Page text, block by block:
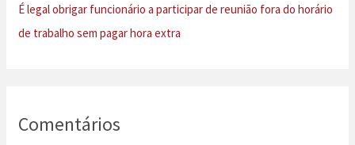
r
:
É legal obrigar funcionário a participar de reunião fora do horário
de trabalho sem pagar hora extra
Comentários